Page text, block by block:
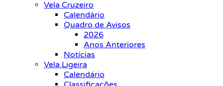
Vela Cruzeiro
Calendário
Quadro de Avisos
2026
Anos Anteriores
Notícias
Vela Ligeira
Calendário